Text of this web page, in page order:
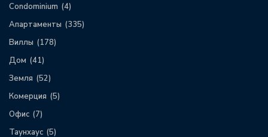
Condominium (4)
Апартаменты (335)
Виллы (178)
Дом (41)
Земля (52)
Комерция (5)
Офис (7)
Таунхаус (5)